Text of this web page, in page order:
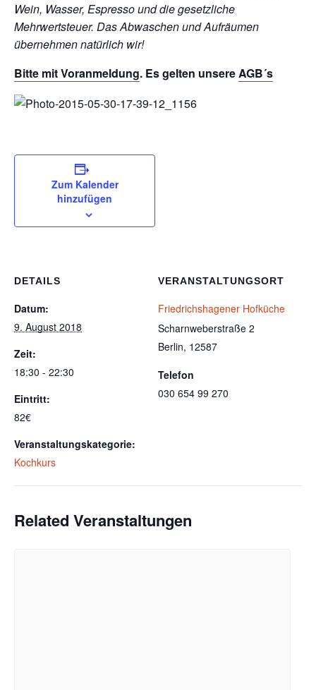
Wein, Wasser, Espresso und die gesetzliche
Mehrwertsteuer. Das Abwaschen und Aufräumen
übernehmen natürlich wir!
Bitte mitVoranmeldung. Es gelten unsereAGB´s
Zum Kalender
hinzufügen
DETAILS
Datum:
9. August 2018
Zeit:
18:30 - 22:30
Eintritt:
82€
Veranstaltungskategorie:
Kochkurs
VERANSTALTUNGSORT
Friedrichshagener Hofküche
Scharnweberstraße 2
Berlin, 12587
Telefon
030 654 99 270
Related Veranstaltungen